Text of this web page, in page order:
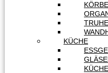
KÖRBE
KÜCHE